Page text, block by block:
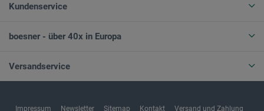
Kundenservice
boesner - über 40x in Europa
Versandservice
Impressum Newsletter Sitemap Kontakt Versand und Zahlung